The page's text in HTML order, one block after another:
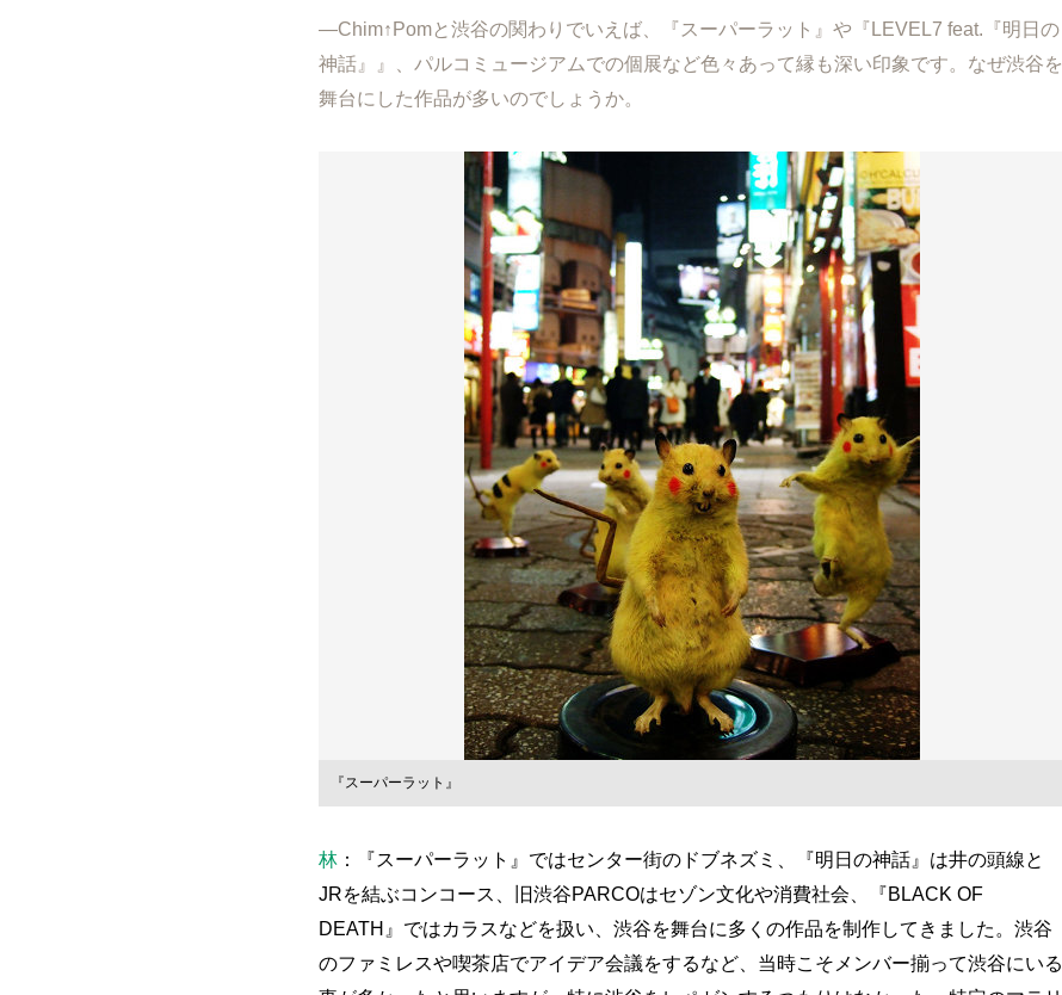
―Chim↑Pomと渋谷の関わりでいえば、『スーパーラット』や『LEVEL7 feat.『明日の
神話』』、パルコミュージアムでの個展など色々あって縁も深い印象です。なぜ渋谷を
舞台にした作品が多いのでしょうか。
『スーパーラット』
林 ：『スーパーラット』ではセンター街のドブネズミ、『明日の神話』は井の頭線と
JRを結ぶコンコース、旧渋谷PARCOはセゾン文化や消費社会、『BLACK OF
DEATH』ではカラスなどを扱い、渋谷を舞台に多くの作品を制作してきました。渋谷
のファミレスや喫茶店でアイデア会議をするなど、当時こそメンバー揃って渋谷にいる